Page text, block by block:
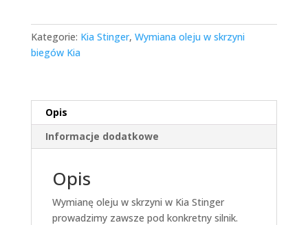
Kategorie: Kia Stinger, Wymiana oleju w skrzyni
biegów Kia
Opis
Informacje dodatkowe
Opis
Wymianę oleju w skrzyni w Kia Stinger
prowadzimy zawsze pod konkretny silnik.